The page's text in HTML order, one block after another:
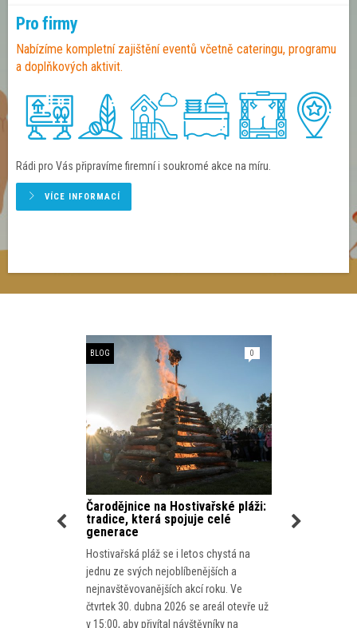
Pro firmy
Nabízíme kompletní zajištění eventů včetně cateringu, programu
a doplňkových aktivit.
Rádi pro Vás připravíme firemní i soukromé akce na míru.
VÍCE INFORMACÍ
0
BLOG
Čarodějnice na Hostivařské pláži:
tradice, která spojuje celé
generace
Hostivařská pláž se i letos chystá na
jednu ze svých nejoblíbenějších a
nejnavštěvovanějších akcí roku. Ve
čtvrtek 30. dubna 2026 se areál otevře už
v 15:00, aby přivítal návštěvníky na
Run for